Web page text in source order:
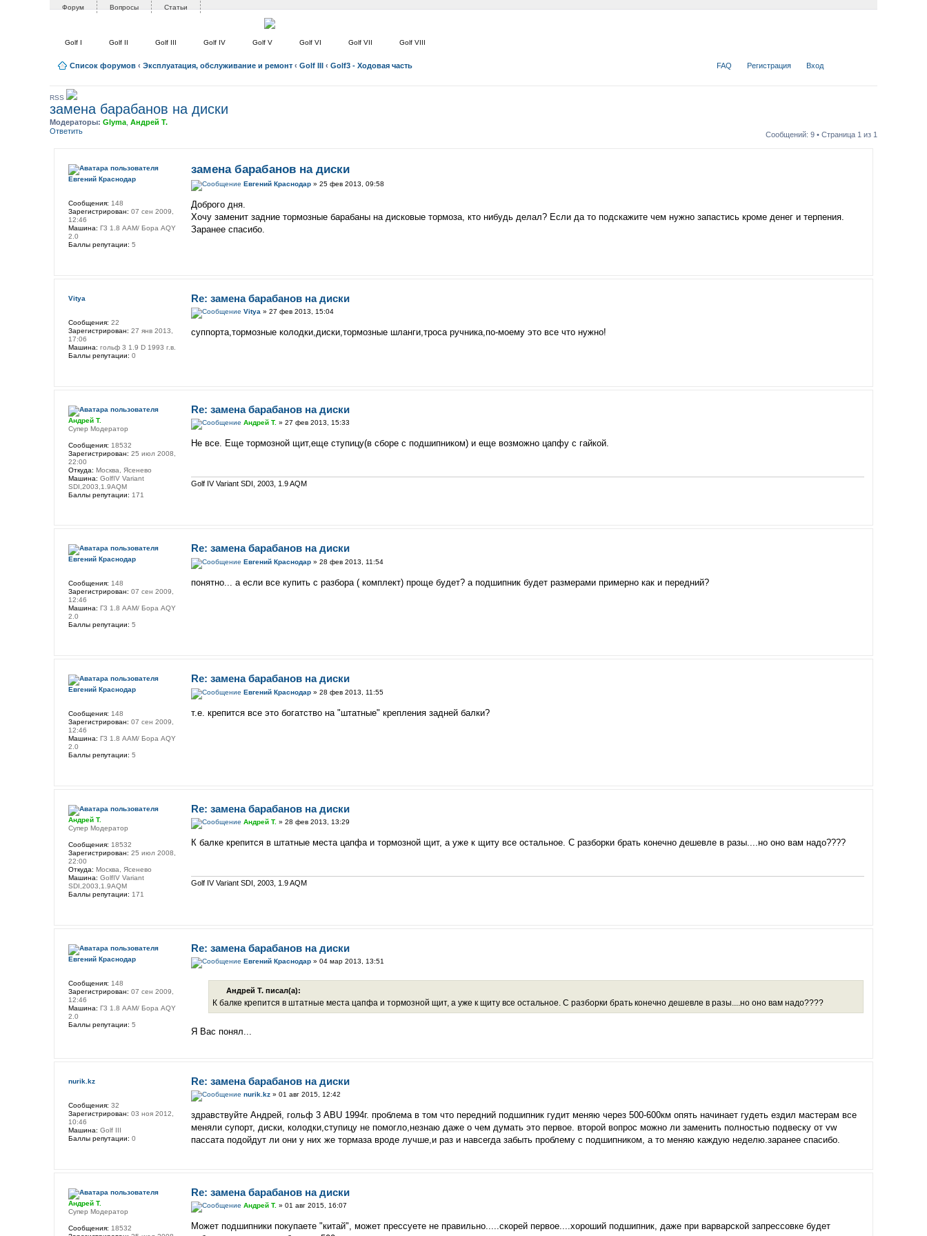
Форум Вопросы Статьи
Golf I Golf II Golf III Golf IV Golf V Golf VI Golf VII Golf VIII
Список форумов ‹ Эксплуатация, обслуживание и ремонт ‹ Golf III ‹ Golf3 - Ходовая часть FAQ Регистрация Вход
RSS
замена барабанов на диски
Модераторы: Glyma Андрей Т.
Ответить
Сообщений: 9 • Страница 1 из 1
замена барабанов на диски
Евгений Краснодар» 25 фев 2013, 09:58
Доброго дня.
Хочу заменит задние тормозные барабаны на дисковые тормоза, кто нибудь делал? Если да то подскажите чем нужно запастись кроме денег и терпения.
Заранее спасибо.
Евгений Краснодар
Сообщения: 148
Зарегистрирован: 07 сен 2009,
12:46
Машина: Г3 1.8 ААМ/ Бора АQY
2.0
Баллы репутации: 5
Re: замена барабанов на диски
Vitya» 27 фев 2013, 15:04
суппорта,тормозные колодки,диски,тормозные шланги,троса ручника,по-моему это все что нужно!
Vitya
Сообщения: 22
Зарегистрирован: 27 янв 2013,
17:06
Машина: гольф 3 1.9 D 1993 г.в.
Баллы репутации: 0
Re: замена барабанов на диски
Андрей Т. » 27 фев 2013, 15:33
Не все. Еще тормозной щит,еще ступицу(в сборе с подшипником) и еще возможно цапфу с гайкой.
Golf IV Variant SDI, 2003, 1.9 AQM
Андрей Т.
Супер Модератор
Сообщения: 18532
Зарегистрирован: 25 июл 2008,
22:00
Откуда: Москва, Ясенево
Машина: GolfIV Variant
SDI,2003,1.9AQM
Баллы репутации: 171
Re: замена барабанов на диски
Евгений Краснодар» 28 фев 2013, 11:54
понятно... а если все купить с разбора ( комплект) проще будет? а подшипник будет размерами примерно как и передний?
Евгений Краснодар
Сообщения: 148
Зарегистрирован: 07 сен 2009,
12:46
Машина: Г3 1.8 ААМ/ Бора АQY
2.0
Баллы репутации: 5
Re: замена барабанов на диски
Евгений Краснодар» 28 фев 2013, 11:55
т.е. крепится все это богатство на "штатные" крепления задней балки?
Евгений Краснодар
Сообщения: 148
Зарегистрирован: 07 сен 2009,
12:46
Машина: Г3 1.8 ААМ/ Бора АQY
2.0
Баллы репутации: 5
Re: замена барабанов на диски
Андрей Т.» 28 фев 2013, 13:29
К балке крепится в штатные места цапфа и тормозной щит, а уже к щиту все остальное. С разборки брать конечно дешевле в разы....но оно вам надо????
Golf IV Variant SDI, 2003, 1.9 AQM
Андрей Т.
Супер Модератор
Сообщения: 18532
Зарегистрирован: 25 июл 2008,
22:00
Откуда: Москва, Ясенево
Машина: GolfIV Variant
SDI,2003,1.9AQM
Баллы репутации: 171
Re: замена барабанов на диски
Евгений Краснодар» 04 мар 2013, 13:51
Андрей Т. писал(а):
К балке крепится в штатные места цапфа и тормозной щит, а уже к щиту все остальное. С разборки брать конечно дешевле в разы....но оно вам надо????
Я Вас понял...
Евгений Краснодар
Сообщения: 148
Зарегистрирован: 07 сен 2009,
12:46
Машина: Г3 1.8 ААМ/ Бора АQY
2.0
Баллы репутации: 5
Re: замена барабанов на диски
nurik.kz» 01 авг 2015, 12:42
здравствуйте Андрей, гольф 3 ABU 1994г. проблема в том что передний подшипник гудит меняю через 500-600км опять начинает гудеть ездил мастерам все
меняли супорт, диски, колодки,ступицу не помогло,незнаю даже о чем думать это первое. второй вопрос можно ли заменить полностью подвеску от vw
пассата подойдут ли они у них же тормаза вроде лучше,и раз и навсегда забыть проблему с подшипником, а то меняю каждую неделю.заранее спасибо.
nurik.kz
Сообщения: 32
Зарегистрирован: 03 ноя 2012,
10:46
Машина: Golf III
Баллы репутации: 0
Re: замена барабанов на диски
Андрей Т.» 01 авг 2015, 16:07
Может подшипники покупаете "китай", может прессуете не правильно.....скорей первое....хороший подшипник, даже при варварской запрессовке будет
Андрей Т.
Супер Модератор
Сообщения: 18532